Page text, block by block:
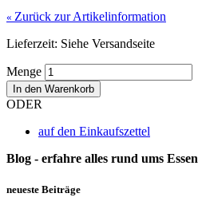
« Zurück zur Artikelinformation
Lieferzeit: Siehe Versandseite
Menge
In den Warenkorb
ODER
auf den Einkaufszettel
Blog - erfahre alles rund ums Essen
neueste Beiträge